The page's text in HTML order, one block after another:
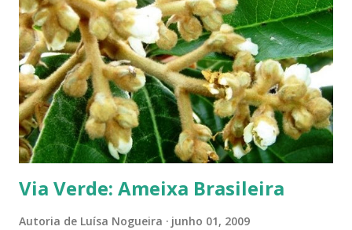
guardados em carteiras, deixados sob os pratos e por aí vai ... E,
dizem, é um sinal de boa sorte para o ano que começa. Caramboleira -
Quer um Natal bem brasileiro? Use a imaginação, enfeitando su...
Via Verde: Ameixa Brasileira
Autoria de Luísa Nogueira junho 01, 2009